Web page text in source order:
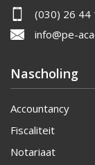
(030) 26 44
info@pe-
Nascholing
Accountancy
Fiscaliteit
Notariaat